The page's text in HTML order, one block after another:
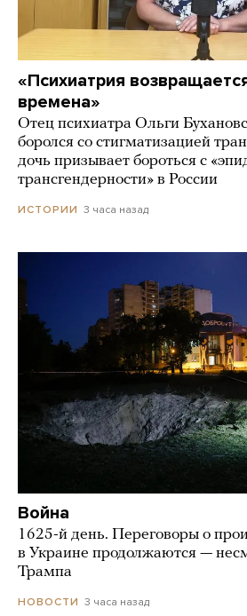
«Психиатрия
времена»
Отец психиатра Ольги
боролся со стигматизацией
дочь призывает бороться с
трансгендерности» в России
ИСТОРИИ 3 часа назад
Война
1625-й день. Переговоры о
в Украине продолжаются —
Трампа
НОВОСТИ 3 часа назад